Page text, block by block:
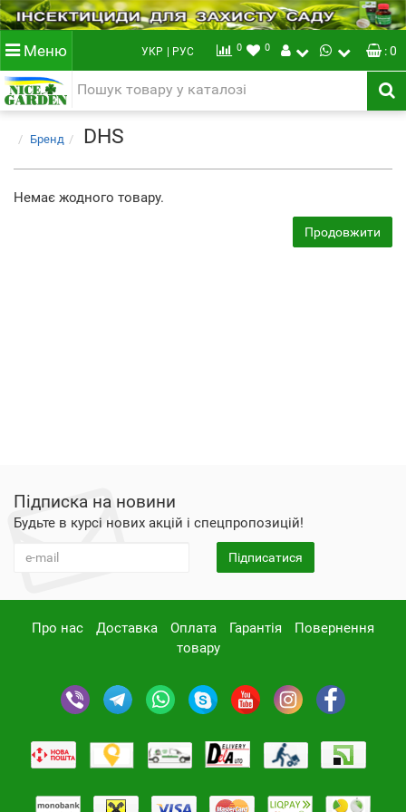
Меню УКР | РУС 0 0 : 0
Бренд DHS
Немає жодного товару.
Продовжити
Підписка на новини
Будьте в курсі нових акцій і спецпропозицій!
Підписатися
Про нас Доставка Оплата Гарантія
Повернення
товару